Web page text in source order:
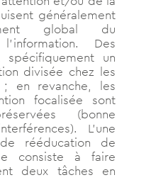
généralement
global du
Des
spécifiquement un
divisée chez les
; en revanche, les
focalisée sont
(bonne
L’une
rééducation de
consiste à faire
deux tâches en